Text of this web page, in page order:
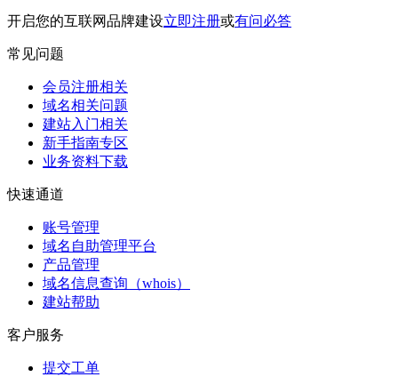
开启您的互联网品牌建设立即注册或有问必答
常见问题
会员注册相关
域名相关问题
建站入门相关
新手指南专区
业务资料下载
快速通道
账号管理
域名自助管理平台
产品管理
域名信息查询（whois）
建站帮助
客户服务
提交工单